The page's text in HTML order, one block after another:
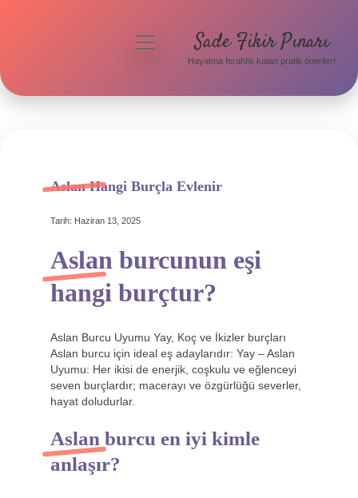
Hakkımızda
menüyü
aç
Sade Fikir Pınarı
Hayatına ferahlık katan pratik öneriler!
Aslan Hangi Burçla Evlenir
Tarih: Haziran 13, 2025
Aslan burcunun eşi
hangi burçtur?
Aslan Burcu Uyumu Yay, Koç ve İkizler burçları
Aslan burcu için ideal eş adaylarıdır: Yay – Aslan
Uyumu: Her ikisi de enerjik, coşkulu ve eğlenceyi
seven burçlardır; macerayı ve özgürlüğü severler,
hayat doludurlar.
Aslan burcu en iyi kimle
anlaşır?